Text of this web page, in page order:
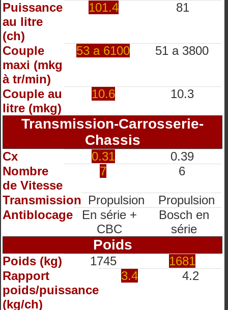
Puissance
au litre
(ch)
101.4 81
Couple
maxi (mkg
à tr/min)
53 a 6100 51 a 3800
Couple au
litre (mkg)
10.6 10.3
Transmission-Carrosserie-
Chassis
Cx 0.31
0.39
Nombre
de Vitesse
7 6
Transmission Propulsion
Propulsion
Antiblocage
En série +
CBC
Bosch en
série
Poids
Poids (kg) 1745
1681
Rapport
poids/puissance
(kg/ch)
3.4 4.2